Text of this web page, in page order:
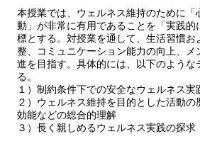
本授業では、ウェルネス維持のために「
動」が非常に有用であることを「実践的
標とする。対授業を通して、生活習慣お
整、コミュニケーション能力の向上、メ
進を目指す。具体的には、以下のような
る。
１）制約条件下での安全なウェルネス実
２）ウェルネス維持を目的とした活動の
効能などの総合的理解
３）長く親しめるウェルネス実践の探求